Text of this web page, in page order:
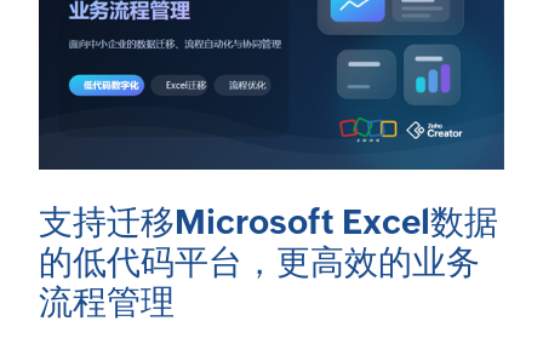
支持迁移Microsoft Excel数据
的低代码平台，更高效的业务
流程管理